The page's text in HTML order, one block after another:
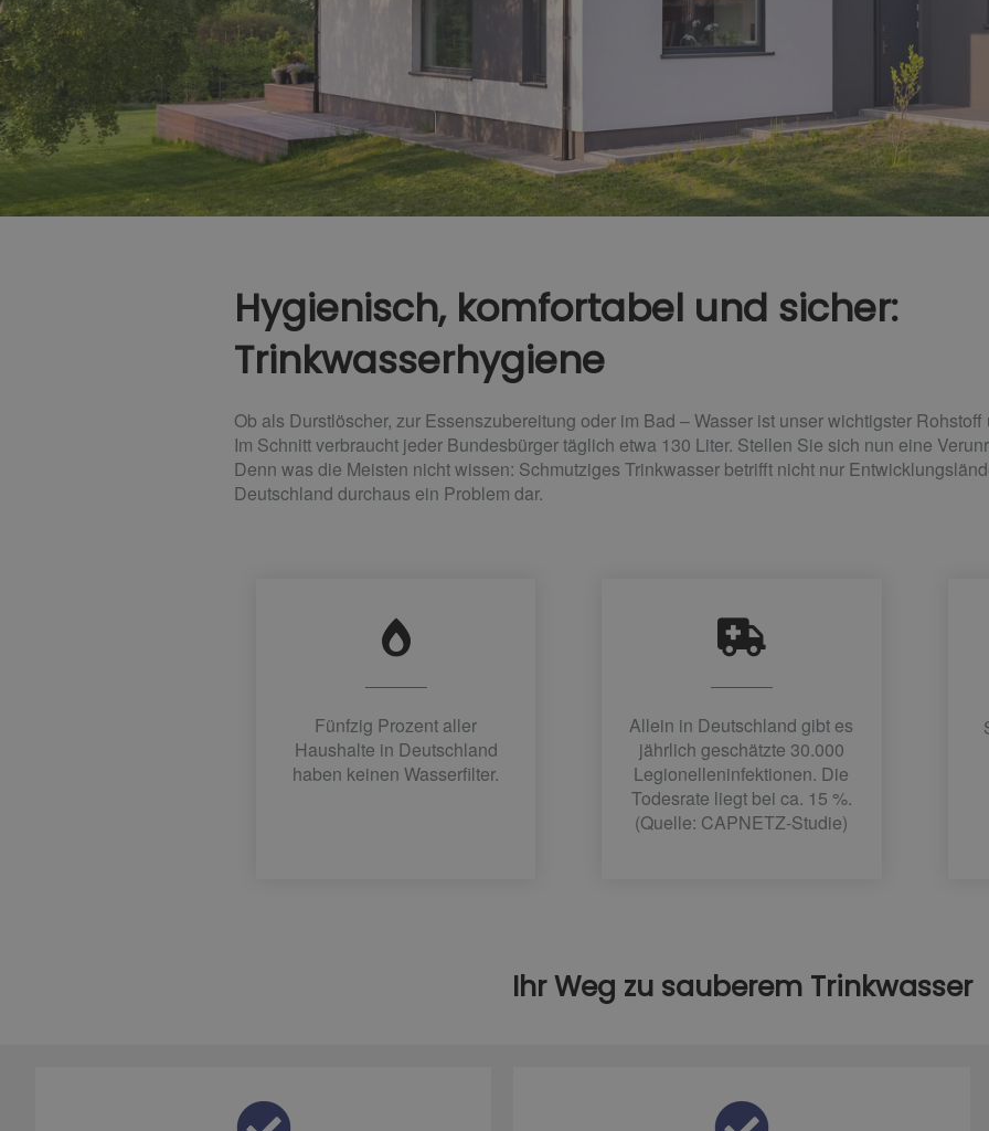
Hygienisch, komfortabel und sicher:
Trinkwasserhygiene
Ob als Durstlöscher, zur Essenszubereitung oder im Bad – Wasser ist unser wichtigster
Im Schnitt verbraucht jeder Bundesbürger täglich etwa 130 Liter. Stellen Sie sich nun eine
Denn was die Meisten nicht wissen: Schmutziges Trinkwasser betrifft nicht nur
Deutschland durchaus ein Problem dar.
Fünfzig Prozent aller
Haushalte in Deutschland
haben keinen Wasserfilter.
Allein in Deutschland gibt es
jährlich geschätzte 30.000
Legionelleninfektionen. Die
Todesrate liegt bei ca. 15 %.
(Quelle: CAPNETZ-Studie)
Ihr Weg zu sauberem Trinkwasser